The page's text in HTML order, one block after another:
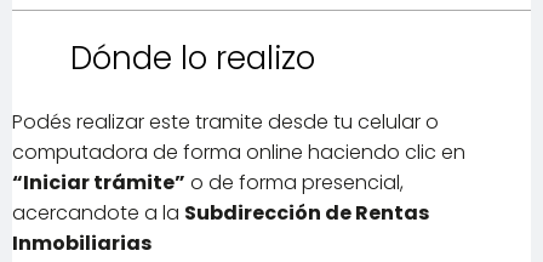
Dónde lo realizo
Podés realizar este tramite desde tu celular o
computadora de forma online haciendo clic en
“Iniciar trámite” o de forma presencial,
acercandote a la Subdirección de Rentas
Inmobiliarias